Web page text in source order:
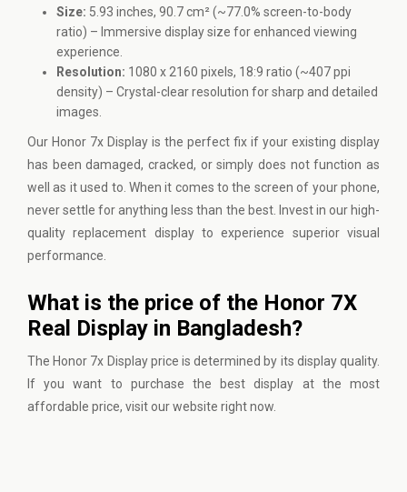
Size: 5.93 inches, 90.7 cm² (~77.0% screen-to-body
ratio) – Immersive display size for enhanced viewing
experience.
Resolution: 1080 x 2160 pixels, 18:9 ratio (~407 ppi
density) – Crystal-clear resolution for sharp and detailed
images.
Our Honor 7x Display is the perfect fix if your existing display
has been damaged, cracked, or simply does not function as
well as it used to. When it comes to the screen of your phone,
never settle for anything less than the best. Invest in our high-
quality replacement display to experience superior visual
performance.
What is the price of the Honor 7X
Real Display in Bangladesh?
The Honor 7x Display price is determined by its display quality.
If you want to purchase the best display at the most
affordable price, visit our website right now.